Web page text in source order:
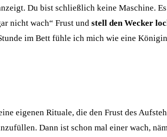
Du bist schließlich keine Maschine.
nicht wach“ Frust und stell den Wecker
im Bett fühle ich mich wie eine
eigenen Rituale, die den Frust des
Dann ist schon mal einer wach,